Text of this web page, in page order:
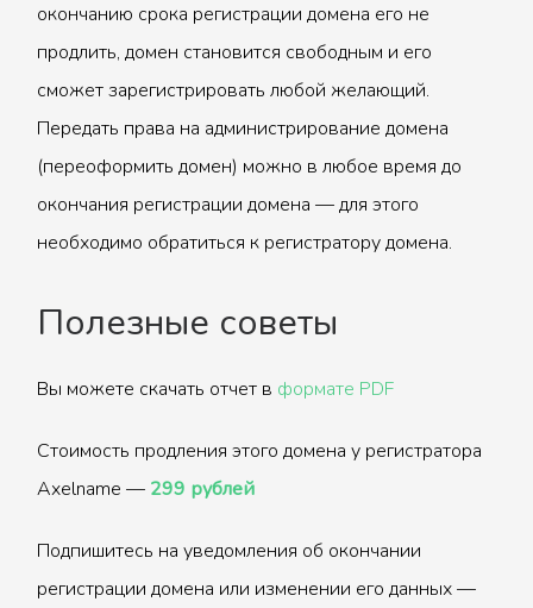
окончанию срока регистрации домена его не
продлить, домен становится свободным и его
сможет зарегистрировать любой желающий.
Передать права на администрирование домена
(переоформить домен) можно в любое время до
окончания регистрации домена — для этого
необходимо обратиться к регистратору домена.
Полезные советы
Вы можете скачать отчет в формате PDF
Стоимость продления этого домена у регистратора
Axelname — 299 рублей
Подпишитесь на уведомления об окончании
регистрации домена или изменении его данных —